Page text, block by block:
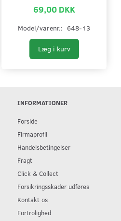
69,00 DKK
Model/varenr.: 648-13
Læg i kurv
INFORMATIONER
Forside
Firmaprofil
Handelsbetingelser
Fragt
Click & Collect
Forsikringsskader udføres
Kontakt os
Fortrolighed